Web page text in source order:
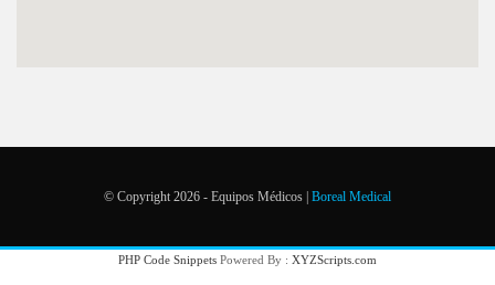
© Copyright 2026 - Equipos Médicos | Boreal Medical
PHP Code Snippets Powered By : XYZScripts.com